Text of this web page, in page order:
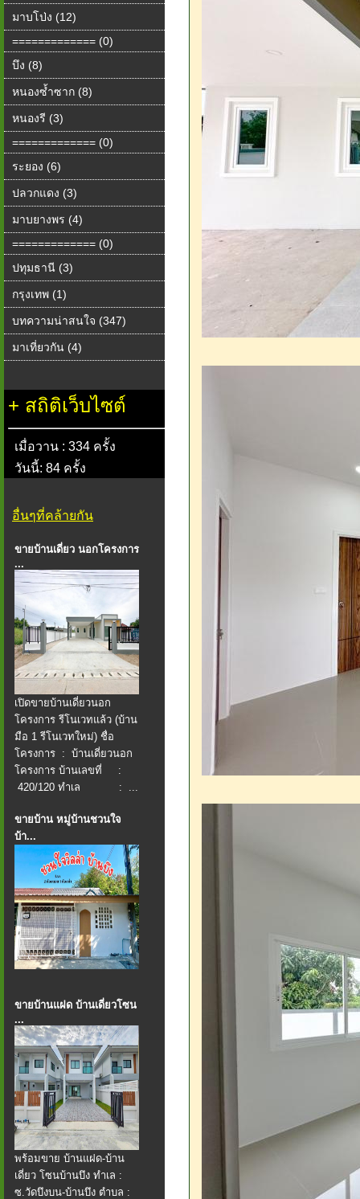
มาบโป่ง (12)
============= (0)
บึง (8)
หนองซ้ำซาก (8)
หนองรี (3)
============= (0)
ระยอง (6)
ปลวกแดง (3)
มาบยางพร (4)
============= (0)
ปทุมธานี (3)
กรุงเทพ (1)
บทความน่าสนใจ (347)
มาเที่ยวกัน (4)
+ สถิติเว็บไซต์
เมื่อวาน : 334 ครั้ง
วันนี้: 84 ครั้ง
อื่นๆที่คล้ายกัน
ขายบ้านเดี่ยว นอกโครงการ
...
เปิดขายบ้านเดี่ยวนอก
โครงการ รีโนเวทแล้ว (บ้าน
มือ 1 รีโนเวทใหม่) ชื่อ
โครงการ : บ้านเดี่ยวนอก
โครงการ บ้านเลขที่ :
420/120 ทำเล : ...
ขายบ้าน หมู่บ้านชวนใจ
บ้า...
ขายบ้านแฝด บ้านเดี่ยวโซน
...
พร้อมขาย บ้านแฝด​-บ้าน
เดี่ยว โซนบ้านบึง ทำเล :
ซ.วัดบึงบน-บ้านบึง ตำบล :